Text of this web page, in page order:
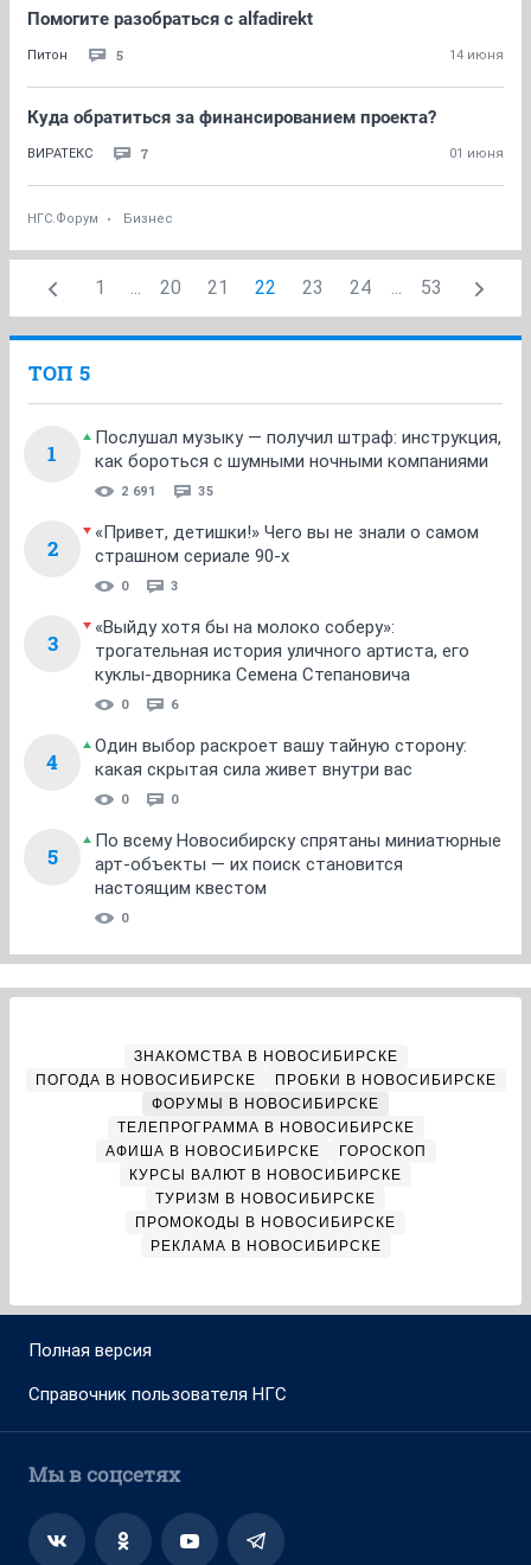
Помогите разобраться с alfadirekt
Питон 5 14 июня
Куда обратиться за финансированием проекта?
ВИРАТЕКС 7 01 июня
НГС.Форум Бизнес
1 ... 20 21 22 23 24 ... 53
ТОП 5
1
Послушал музыку — получил штраф: инструкция,
как бороться с шумными ночными компаниями
2 691 35
2
«Привет, детишки!» Чего вы не знали о самом
страшном сериале 90-х
0 3
3
«Выйду хотя бы на молоко соберу»:
трогательная история уличного артиста, его
куклы-дворника Семена Степановича
0 6
4
Один выбор раскроет вашу тайную сторону:
какая скрытая сила живет внутри вас
0 0
5
По всему Новосибирску спрятаны миниатюрные
арт-объекты — их поиск становится
настоящим квестом
0
ЗНАКОМСТВА В НОВОСИБИРСКЕ
ПОГОДА В НОВОСИБИРСКЕ
ПРОБКИ В НОВОСИБИРСКЕ
ФОРУМЫ В НОВОСИБИРСКЕ
ТЕЛЕПРОГРАММА В НОВОСИБИРСКЕ
АФИША В НОВОСИБИРСКЕ
ГОРОСКОП
КУРСЫ ВАЛЮТ В НОВОСИБИРСКЕ
ТУРИЗМ В НОВОСИБИРСКЕ
ПРОМОКОДЫ В НОВОСИБИРСКЕ
РЕКЛАМА В НОВОСИБИРСКЕ
Полная версия
Справочник пользователя НГС
Мы в соцсетях